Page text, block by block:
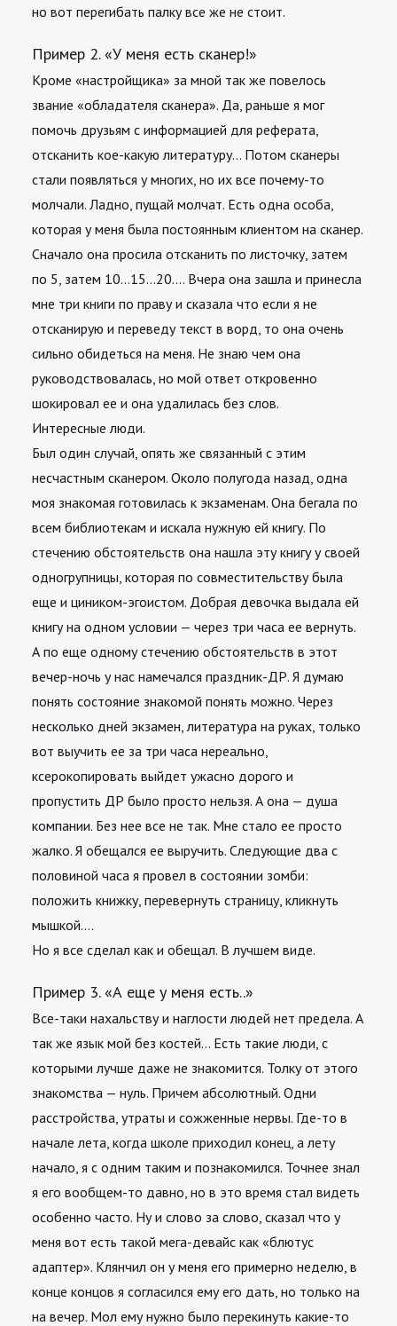
но вот перегибать палку все же не стоит.
Пример 2. «У меня есть сканер!»
Кроме «настройщика» за мной так же повелось
звание «обладателя сканера». Да, раньше я мог
помочь друзьям с информацией для реферата,
отсканить кое-какую литературу… Потом сканеры
стали появляться у многих, но их все почему-то
молчали. Ладно, пущай молчат. Есть одна особа,
которая у меня была постоянным клиентом на сканер.
Сначало она просила отсканить по листочку, затем
по 5, затем 10…15…20…. Вчера она зашла и принесла
мне три книги по праву и сказала что если я не
отсканирую и переведу текст в ворд, то она очень
сильно обидеться на меня. Не знаю чем она
руководствовалась, но мой ответ откровенно
шокировал ее и она удалилась без слов.
Интересные люди.
Был один случай, опять же связанный с этим
несчастным сканером. Около полугода назад, одна
моя знакомая готовилась к экзаменам. Она бегала по
всем библиотекам и искала нужную ей книгу. По
стечению обстоятельств она нашла эту книгу у своей
одногрупницы, которая по совместительству была
еще и циником-эгоистом. Добрая девочка выдала ей
книгу на одном условии — через три часа ее вернуть.
А по еще одному стечению обстоятельств в этот
вечер-ночь у нас намечался праздник-ДР. Я думаю
понять состояние знакомой понять можно. Через
несколько дней экзамен, литература на руках, только
вот выучить ее за три часа нереально,
ксерокопировать выйдет ужасно дорого и
пропустить ДР было просто нельзя. А она — душа
компании. Без нее все не так. Мне стало ее просто
жалко. Я обещался ее выручить. Следующие два с
половиной часа я провел в состоянии зомби:
положить книжку, перевернуть страницу, кликнуть
мышкой….
Но я все сделал как и обещал. В лучшем виде.
Пример 3. «А еще у меня есть..»
Все-таки нахальству и наглости людей нет предела. А
так же язык мой без костей… Есть такие люди, с
которыми лучше даже не знакомится. Толку от этого
знакомства — нуль. Причем абсолютный. Одни
расстройства, утраты и сожженные нервы. Где-то в
начале лета, когда школе приходил конец, а лету
начало, я с одним таким и познакомился. Точнее знал
я его вообщем-то давно, но в это время стал видеть
особенно часто. Ну и слово за слово, сказал что у
меня вот есть такой мега-девайс как «блютус
адаптер». Клянчил он у меня его примерно неделю, в
конце концов я согласился ему его дать, но только на
на вечер. Мол ему нужно было перекинуть какие-то